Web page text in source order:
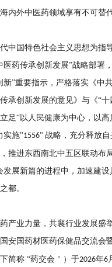
内外中医药领域享有不可替
中国特色社会主义思想为指
医药传承创新发展”战略部署
新”重要指示，严格落实《中
承创新发展的意见》与《“十
立足“以人民健康为中心，以高
实施"1556" 战略，充分释放
推进东西南北中五区联动布
发展新篇的进程中，加速建
都。
产业力量 ，共襄行业发展盛
安国药材医药保健品交流会
下简称 “药交会＇）于2026年6